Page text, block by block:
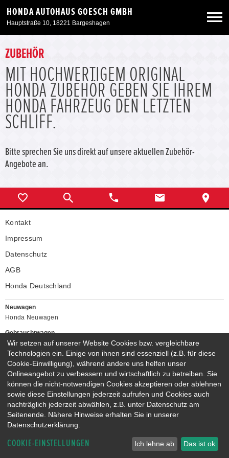
HONDA AUTOHAUS GOESCH GMBH
Hauptstraße 10, 18221 Bargeshagen
Neuwagen
Gebrauchtwagen
Angebote
ZUBEHÖR
MIT HOCHWERTIGEM ORIGINAL
HONDA ZUBEHÖR GEBEN SIE IHREM
HONDA FAHRZEUG DEN LETZTEN
SCHLIFF.
Bitte sprechen Sie uns direkt auf unsere aktuellen Zubehör-
Angebote an.
Kontakt
Impressum
Datenschutz
AGB
Honda Deutschland
Neuwagen
Honda Neuwagen
Gebrauchtwagen
Honda Gebrauchtwagen
Honda Vorführwagen
Gesamtbestand
NEUWAGENMODELLE
HONDA NSX
HONDA JAZZ E:HEV
HONDA CIVIC E:HEV
HONDA PRELUDE E:HEV
HONDA HR-V E:HEV
HONDA ZR-V E:HEV
HONDA CR-V E:HEV & E:PHEV
Wir setzen auf unserer Website Cookies bzw. vergleichbare
Technologien ein. Einige von ihnen sind essenziell (z.B. für diese
Cookie-Einwilligung), während andere uns helfen unser
Onlineangebot zu verbessern und wirtschaftlich zu betreiben. Sie
können die nicht-notwendigen Cookies akzeptieren oder ablehnen
sowie diese Einstellungen jederzeit aufrufen und Cookies auch
nachträglich jederzeit abwählen, z.B. unter Datenschutz am
Seitenende. Nähere Hinweise erhalten Sie in unserer
Datenschutzerklärung.
COOKIE-EINSTELLUNGEN Ich lehne ab Das ist ok